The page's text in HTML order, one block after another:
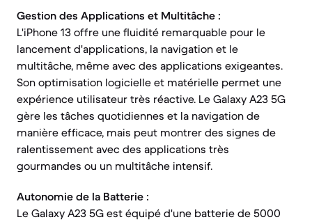
Gestion des Applications et Multitâche :
L'iPhone 13 offre une fluidité remarquable pour le
lancement d'applications, la navigation et le
multitâche, même avec des applications exigeantes.
Son optimisation logicielle et matérielle permet une
expérience utilisateur très réactive. Le Galaxy A23 5G
gère les tâches quotidiennes et la navigation de
manière efficace, mais peut montrer des signes de
ralentissement avec des applications très
gourmandes ou un multitâche intensif.
Autonomie de la Batterie :
Le Galaxy A23 5G est équipé d'une batterie de 5000